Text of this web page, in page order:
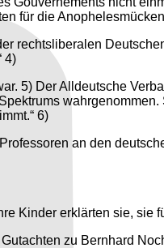
für die
rechtsliberalen
4)
5) Der Alldeutsche
6)
an den
Kinder erklärten sie, sie
zu Bernhard